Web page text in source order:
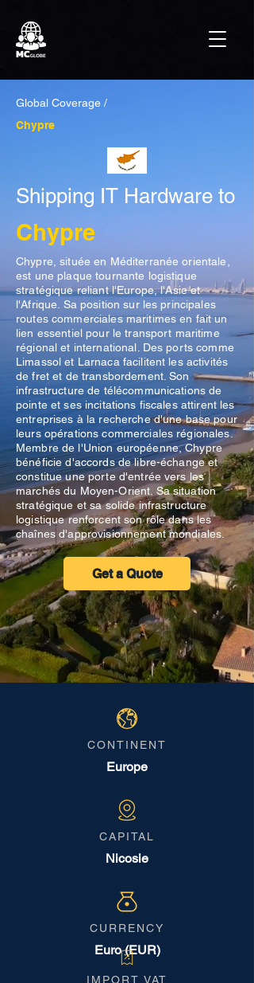
Global Coverage /
Chypre
Shipping IT Hardware to
Chypre
Chypre, située en Méditerranée orientale,
est une plaque tournante logistique
stratégique reliant l'Europe, l'Asie et
l'Afrique. Sa position sur les principales
routes commerciales maritimes en fait un
lien essentiel pour le transport maritime
régional et international. Des ports comme
Limassol et Larnaca facilitent les activités
de fret et de transbordement. Son
infrastructure de télécommunications de
pointe et ses incitations fiscales attirent les
entreprises à la recherche d'une base pour
leurs opérations commerciales régionales.
Membre de l'Union européenne, Chypre
bénéficie d'accords de libre-échange et
constitue une porte d'entrée vers les
marchés du Moyen-Orient. Sa situation
stratégique et sa solide infrastructure
logistique renforcent son rôle dans les
chaînes d'approvisionnement mondiales.
Get a Quote
CONTINENT
Europe
CAPITAL
Nicosie
CURRENCY
Euro (EUR)
IMPORT VAT